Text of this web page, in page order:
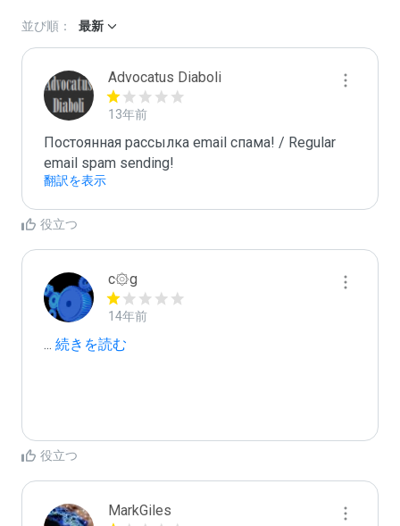
並び順： 最新
Advocatus Diaboli
13年前
Постоянная рассылка email спама! / Regular
email spam sending!
翻訳を表示
役立つ
c۞g
14年前
... 続きを読む
役立つ
MarkGiles